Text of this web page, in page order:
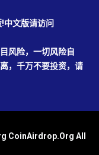
文版请访问
风险，一切风险自
，千万不要投资，请
CoinAirdrop.Org All